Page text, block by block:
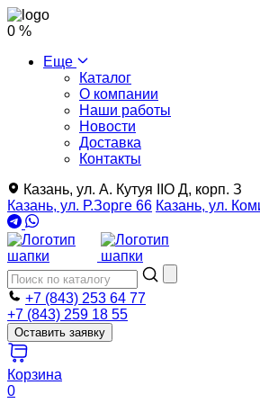
0 %
Еще
Каталог
О компании
Наши работы
Новости
Доставка
Контакты
Казань, ул. А. Кутуя IIO Д, корп. З
Казань, ул. Р.Зорге 66 Казань, ул.
+7 (843) 253 64 77
+7 (843) 259 18 55
Оставить заявку
Корзина
0